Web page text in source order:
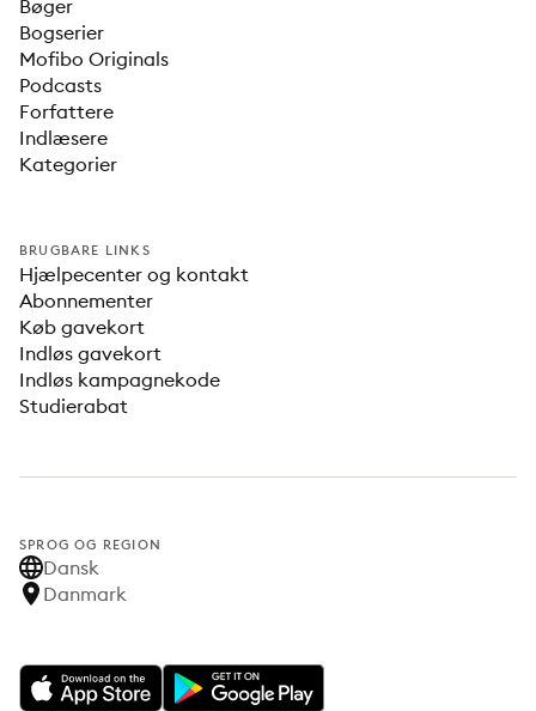
Bøger
Bogserier
Mofibo Originals
Podcasts
Forfattere
Indlæsere
Kategorier
BRUGBARE LINKS
Hjælpecenter og kontakt
Abonnementer
Køb gavekort
Indløs gavekort
Indløs kampagnekode
Studierabat
SPROG OG REGION
Dansk
Danmark